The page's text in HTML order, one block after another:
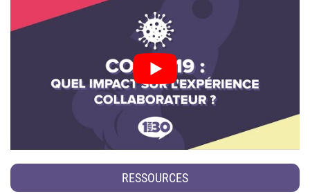
RESSOURCES